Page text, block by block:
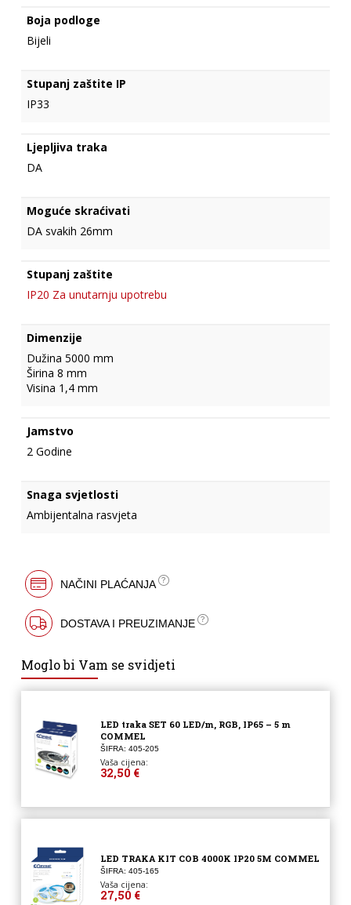
Boja podloge
Bijeli
Stupanj zaštite IP
IP33
Ljepljiva traka
DA
Moguće skraćivati
DA svakih 26mm
Stupanj zaštite
IP20 Za unutarnju upotrebu
Dimenzije
Dužina 5000 mm
Širina 8 mm
Visina 1,4 mm
Jamstvo
2 Godine
Snaga svjetlosti
Ambijentalna rasvjeta
NAČINI PLAĆANJA
DOSTAVA I PREUZIMANJE
Moglo bi Vam se svidjeti
LED traka SET 60 LED/m, RGB, IP65 – 5 m
COMMEL
ŠIFRA: 405-205
Vaša cijena:
32,50 €
LED TRAKA KIT COB 4000K IP20 5M COMMEL
ŠIFRA: 405-165
Vaša cijena:
27,50 €